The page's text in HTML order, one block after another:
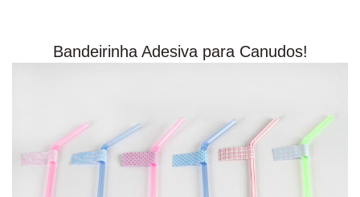
Bandeirinha Adesiva para Canudos!